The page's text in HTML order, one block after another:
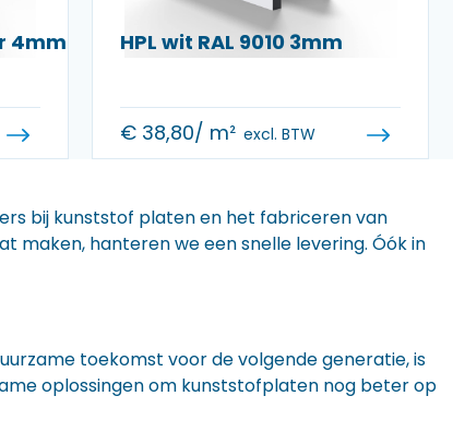
4mm HPL wit RAL 9010 3mm
€ 38,80/ m² excl. BTW
bij kunststof platen en het fabriceren van
maken, hanteren we een snelle levering. Óók in
toekomst voor de volgende generatie, is
oplossingen om kunststofplaten nog beter op